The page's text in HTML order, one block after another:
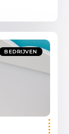
BEDRIJVEN